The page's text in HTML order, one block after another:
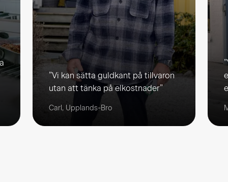
”Vi kan sätta guldkant på tillvaron
utan att tänka på elkostnader”
Carl, Upplands-Bro